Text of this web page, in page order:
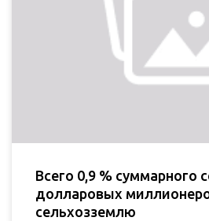
Всего 0,9 % суммарного
долларовых
сельхозземлю